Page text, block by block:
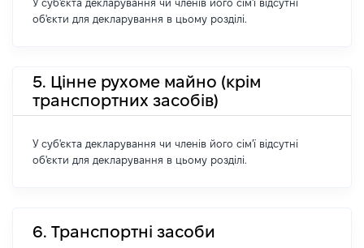
У суб'єкта декларування чи членів його сім'ї відсутні
об'єкти для декларування в цьому розділі.
5. Цінне рухоме майно (крім
транспортних засобів)
У суб'єкта декларування чи членів його сім'ї відсутні
об'єкти для декларування в цьому розділі.
6. Транспортні засоби